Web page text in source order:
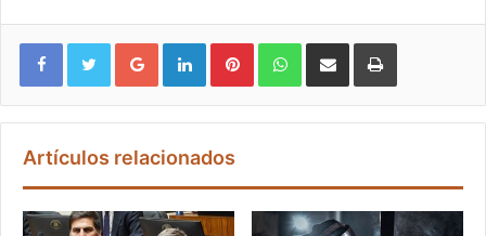
Google+ LinkedIn Pinterest WhatsApp
Artículos relacionados